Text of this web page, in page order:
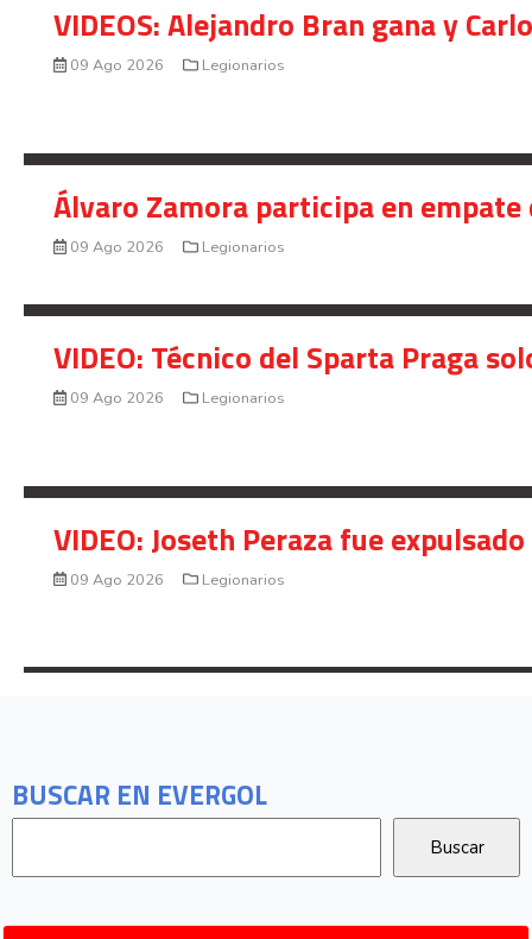
BUSCAR EN EVERGOL
VIDEOS: Alejandro Bran gana y
09 Ago 2026 Legionarios
Álvaro Zamora participa en
09 Ago 2026 Legionarios
VIDEO: Técnico del Sparta Praga
09 Ago 2026 Legionarios
VIDEO: Joseth Peraza fue
09 Ago 2026 Legionarios